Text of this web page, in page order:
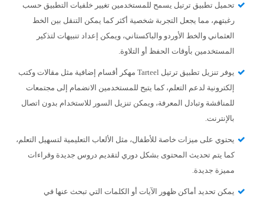
تحميل تطبيق ترتيل يسمح للمستخدمين تغيير خلفيات التطبيق حسب
رغبتهم، مما يجعل التجربة شخصية أكثر كما يمكن التنقل بين الخط
العثماني والخط الأوردو والباكستاني، ويمكن إعداد تنبيهات لتذكير
المستخدمين بأوقات الحفظ أو التلاوة.
يوفر تنزيل تطبيق ترتيل Tarteel مهكر أقسام إضافية مثل مقالات وكتب
إلكترونية لدعم التعلم، كما يتيح للمستخدمين الانضمام إلى مجتمعات
للمناقشة وتبادل المعرفة، ويمكن تنزيل السور للاستخدام بدون اتصال
بالإنترنت.
يحتوي على ميزات خاصة للأطفال، مثل الألعاب التعليمية لتسهيل التعلم،
كما يتم تحديث المحتوى بشكل دوري لتقديم دروس جديدة وقراءات
مميزة جديدة.
يمكن تحديد أماكن ظهور الآيات أو الكلمات التي تبحث عنها في